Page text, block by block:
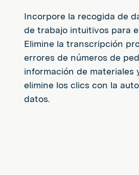
Incorpore la recogida de
de trabajo intuitivos para
Elimine la transcripción
errores de números de
información de materiales
elimine los clics con la
datos.